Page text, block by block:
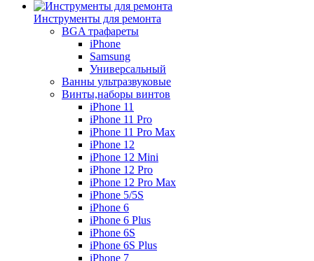
Инструменты для ремонта
BGA трафареты
iPhone
Samsung
Универсальный
Ванны ультразвуковые
Винты,наборы винтов
iPhone 11
iPhone 11 Pro
iPhone 11 Pro Max
iPhone 12
iPhone 12 Mini
iPhone 12 Pro
iPhone 12 Pro Max
iPhone 5/5S
iPhone 6
iPhone 6 Plus
iPhone 6S
iPhone 6S Plus
iPhone 7